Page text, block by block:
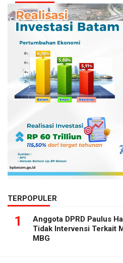
TERPOPULER
1
Anggota DPRD Paulus
Tidak Intervensi Terkait
MBG